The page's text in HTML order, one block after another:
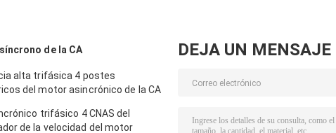
de la CA
alta trifásica 4 postes
del motor asincrónico de la CA
trifásico 4 CNAS del
de la velocidad del motor
DEJA UN MENSAJE